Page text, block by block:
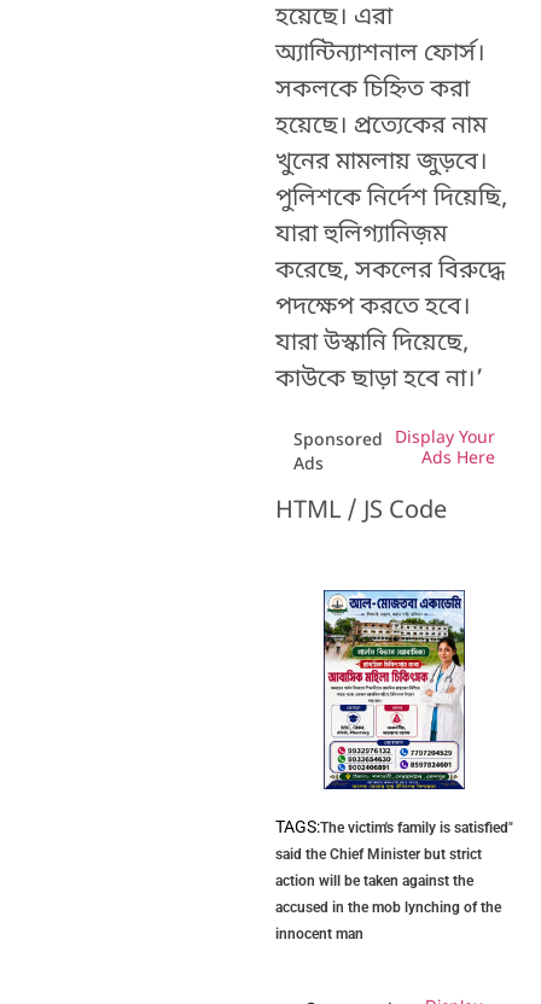
হয়েছে। এরা
অ্যান্টিন্যাশনাল ফোর্স।
সকলকে চিহ্নিত করা
হয়েছে। প্রত্যেকের নাম
খুনের মামলায় জুড়বে।
পুলিশকে নির্দেশ দিয়েছি,
যারা হুলিগ্যানিজ়ম
করেছে, সকলের বিরুদ্ধে
পদক্ষেপ করতে হবে।
যারা উস্কানি দিয়েছে,
কাউকে ছাড়া হবে না।’
Sponsored
Ads
Display Your
Ads Here
HTML / JS Code
TAGS:The victim's family is satisfied"
said the Chief Minister but strict
action will be taken against the
accused in the mob lynching of the
innocent man